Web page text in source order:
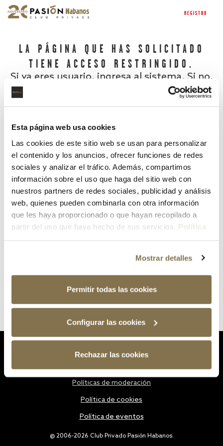
Esta página web usa cookies
Las cookies de este sitio web se usan para personalizar
el contenido y los anuncios, ofrecer funciones de redes
sociales y analizar el tráfico. Además, compartimos
información sobre el uso que haga del sitio web con
nuestros partners de redes sociales, publicidad y análisis
web, quienes pueden combinarla con otra información
que les haya proporcionado o que hayan recopilado a
partir del uso que haya hecho de sus servicios. Política
Mostrar detalles
Permitir todas las cookies
Configurar las cookies
Rechazar las cookies
REGISTRO
LA PÁGINA QUE HAS SOLICITADO
TIENE ACCESO RESTRINGIDO.
Si ya eres usuario, ingresa al sistema. Si no,
¿Has olvidado tu contraseña?
@ 2006-2026 Club Privado Pasión Habanos.
Políticas de moderación
Política de cookies
Política de eventos